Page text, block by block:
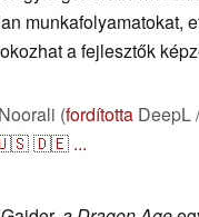
munkafolyamatokat,
a fejlesztők
(fordította DeepL
🇩🇪 ...